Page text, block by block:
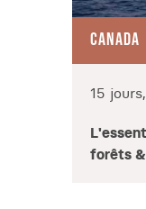
CANADA
15
forêts